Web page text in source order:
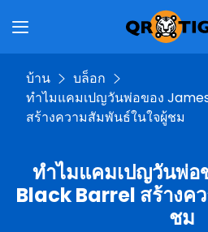
บ้าน
บล็อก
ทำไมแคมเปญวันพ่อของ
สร้างความสัมพันธ์ในใจผู้ชม
ทำไมแคมเปญวันพ่
Black Barrel สร้างค
ชม